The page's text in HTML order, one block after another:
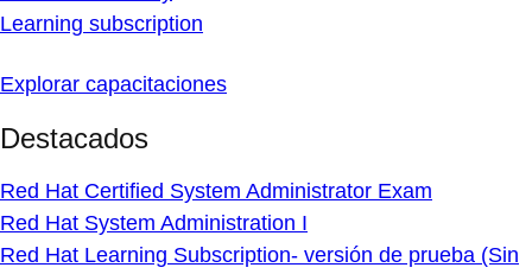
Learning subscription
Explorar capacitaciones
Destacados
Red Hat Certified System Administrator Exam
Red Hat System Administration I
Red Hat Learning Subscription- versión de prueba (Sin